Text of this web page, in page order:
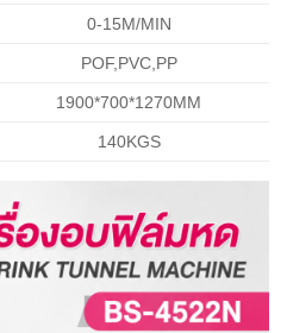
0-15M/MIN
POF,PVC,PP
1900*700*1270MM
140KGS